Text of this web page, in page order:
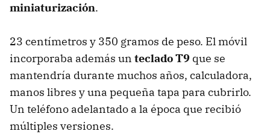
miniaturización.
23 centímetros y 350 gramos de peso. El móvil
incorporaba además un teclado T9 que se
mantendría durante muchos años, calculadora,
manos libres y una pequeña tapa para cubrirlo.
Un teléfono adelantado a la época que recibió
múltiples versiones.